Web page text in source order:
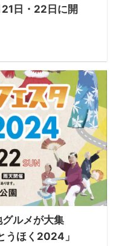
日・22日に開
ルメが大集
うほく2024」